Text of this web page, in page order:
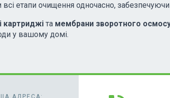
етапи очищення одночасно,
картриджі та мембрани зворотного
у вашому домі.
АДРЕСА: